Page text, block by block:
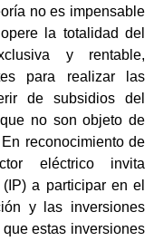
no es impensable
la totalidad del
y rentable,
para realizar las
de subsidios del
no son objeto de
reconocimiento de
eléctrico invita
a participar en el
y las inversiones
estas inversiones